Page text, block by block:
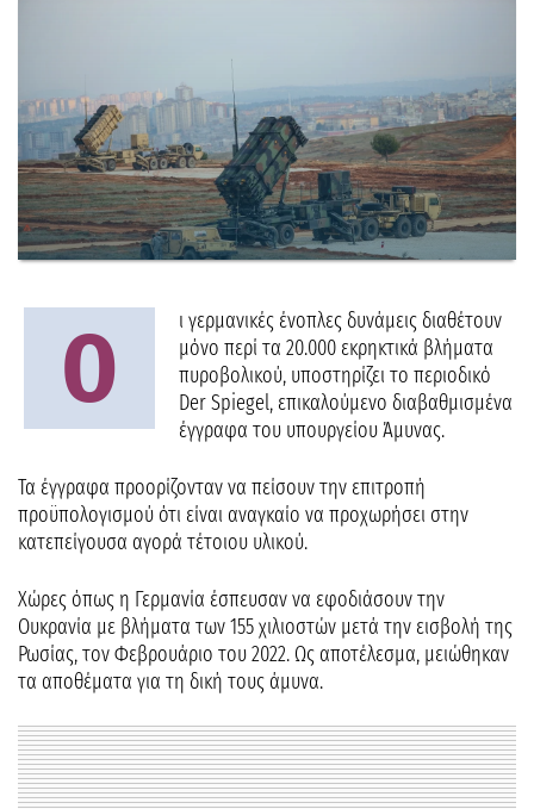
Ο
ι γερμανικές ένοπλες δυνάμεις διαθέτουν
μόνο περί τα 20.000 εκρηκτικά βλήματα
πυροβολικού, υποστηρίζει το περιοδικό
Der Spiegel, επικαλούμενο διαβαθμισμένα
έγγραφα του υπουργείου Άμυνας.
Τα έγγραφα προορίζονταν να πείσουν την επιτροπή
προϋπολογισμού ότι είναι αναγκαίο να προχωρήσει στην
κατεπείγουσα αγορά τέτοιου υλικού.
Χώρες όπως η Γερμανία έσπευσαν να εφοδιάσουν την
Ουκρανία με βλήματα των 155 χιλιοστών μετά την εισβολή της
Ρωσίας, τον Φεβρουάριο του 2022. Ως αποτέλεσμα, μειώθηκαν
τα αποθέματα για τη δική τους άμυνα.